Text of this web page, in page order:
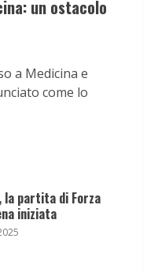
un ostacolo
a Medicina e
come lo
la partita di Forza
iniziata